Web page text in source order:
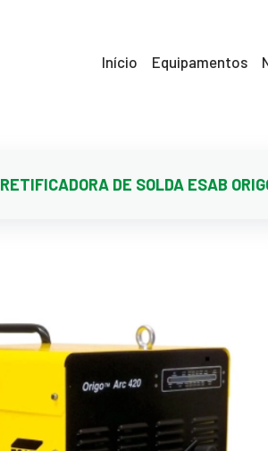
Início Equipamentos
RETIFICADORA DE SOLDA ESAB